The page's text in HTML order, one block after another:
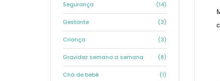
Segurança (14)
Gestante (3)
Criança (3)
Gravidez semana a semana (8)
Chá de bebê (1)